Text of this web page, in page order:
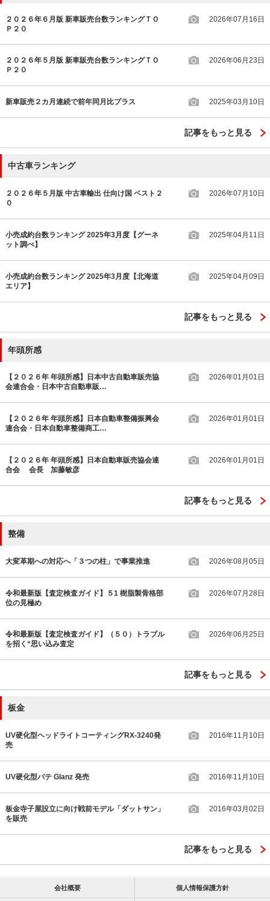
２０２６年６月版 新車販売台数ランキングＴＯ
Ｐ２０
2026年07月16日
２０２６年５月版 新車販売台数ランキングＴＯ
Ｐ２０
2026年06月23日
新車販売２カ月連続で前年同月比プラス 2025年03月10日
記事をもっと見る
中古車ランキング
２０２６年５月版 中古車輸出 仕向け国 ベスト２
０
2026年07月10日
小売成約台数ランキング 2025年3月度【グーネ
ット調べ】
2025年04月11日
小売成約台数ランキング 2025年3月度【北海道
エリア】
2025年04月09日
記事をもっと見る
年頭所感
【２０２６年 年頭所感】日本中古自動車販売協
会連合会・日本中古自動車販…
2026年01月01日
【２０２６年 年頭所感】日本自動車整備振興会
連合会・日本自動車整備商工…
2026年01月01日
【２０２６年 年頭所感】日本自動車販売協会連
合会 会長 加藤敏彦
2026年01月01日
記事をもっと見る
整備
大変革期への対応へ「３つの柱」で事業推進 2026年08月05日
令和最新版【査定検査ガイド】５1 樹脂製骨格部
位の見極め
2026年07月28日
令和最新版【査定検査ガイド】（５０）トラブル
を招く“思い込み査定
2026年06月25日
記事をもっと見る
板金
UV硬化型ヘッドライトコーティングRX-3240発
売
2016年11月10日
UV硬化型パテ Glanz 発売 2016年11月10日
板金寺子屋設立に向け戦前モデル「ダットサン」
を販売
2016年03月02日
記事をもっと見る
会社概要 個人情報保護方針